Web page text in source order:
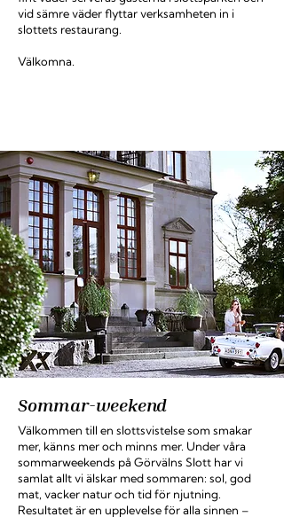
vid sämre väder flyttar verksamheten in i
slottets restaurang.
Välkomna.
Sommar-weekend
Välkommen till en slottsvistelse som smakar
mer, känns mer och minns mer. Under våra
sommarweekends på Görvälns Slott har vi
samlat allt vi älskar med sommaren: sol, god
mat, vacker natur och tid för njutning.
Resultatet är en upplevelse för alla sinnen –